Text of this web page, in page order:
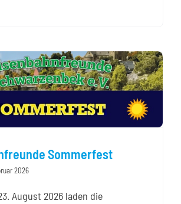
Sommerfest
2026
August 2026 laden die